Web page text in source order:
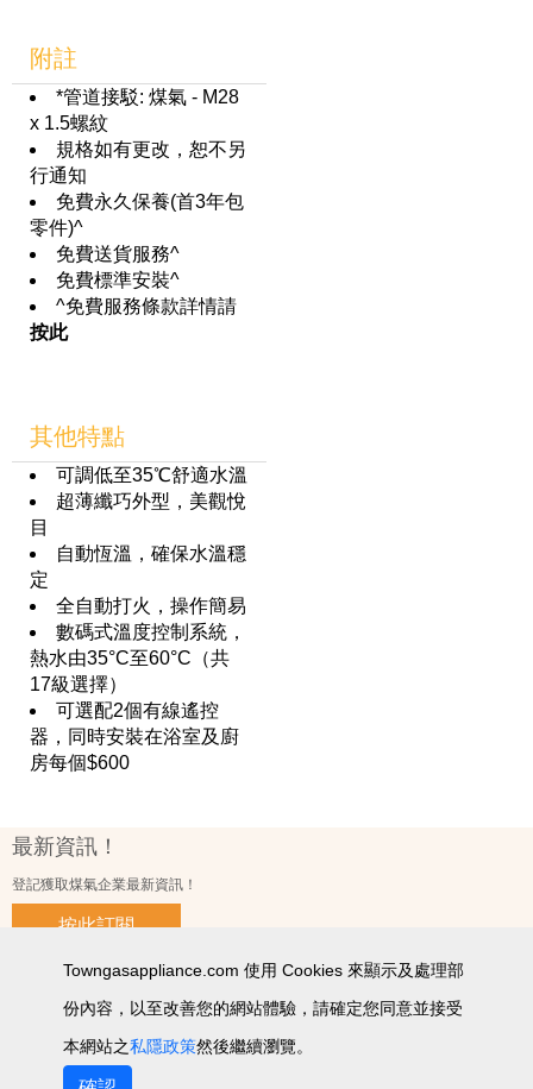
附註
*管道接駁: 煤氣 - M28
x 1.5螺紋
規格如有更改，恕不另
行通知
免費永久保養(首3年包
零件)^
免費送貨服務^
免費標準安裝^
^免費服務條款詳情請
按此
其他特點
可調低至35℃舒適水溫
超薄纖巧外型，美觀悅
目
自動恆溫，確保水溫穩
定
全自動打火，操作簡易
數碼式溫度控制系統，
熱水由35°C至60°C（共
17級選擇）
可選配2個有線遙控
器，同時安裝在浴室及廚
房每個$600
最新資訊！
登記獲取煤氣企業最新資訊！
按此訂閱
使用條款及細則 私隱政策聲明
個人資料收集聲明
Towngasappliance.com 使用 Cookies 來顯示及處理部
份內容，以至改善您的網站體驗，請確定您同意並接受
本網站之私隱政策然後繼續瀏覽。